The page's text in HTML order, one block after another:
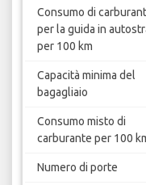
Consumo di
per la guida in
per 100 km
Capacità minima del
bagagliaio
Consumo misto di
carburante per 100
Numero di porte